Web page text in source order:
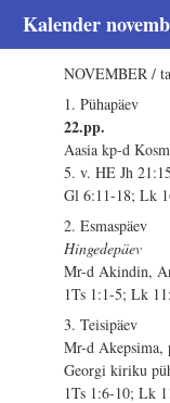
Kalender
NOVEMBER /
1. Pühapäev
22.pp.
Aasia kp-d
5. v. HE Jh
Gl 6:11-18; Lk
2. Esmaspäev
Hingedepäev
Mr-d Akindin,
1Ts 1:1-5; Lk
3. Teisipäev
Mr-d Akepsima,
Georgi kiriku
1Ts 1:6-10; Lk